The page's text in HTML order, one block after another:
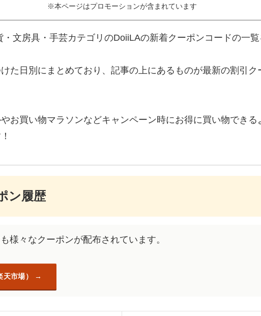
※本ページはプロモーションが含まれています
文房具・手芸カテゴリのDoiiLAの新着クーポンコードの一
た日別にまとめており、記事の上にあるものが最新の割引ク
お買い物マラソンなどキャンペーン時にお得に買い物できる
ン履歴
様々なクーポンが配布されています。
市場）